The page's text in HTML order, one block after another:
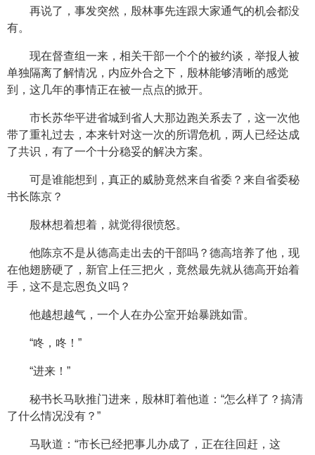
再说了，事发突然，殷林事先连跟大家通气的机会都没
有。
现在督查组一来，相关干部一个个的被约谈，举报人被
单独隔离了解情况，内应外合之下，殷林能够清晰的感觉
到，这几年的事情正在被一点点的掀开。
市长苏华平进省城到省人大那边跑关系去了，这一次他
带了重礼过去，本来针对这一次的所谓危机，两人已经达成
了共识，有了一个十分稳妥的解决方案。
可是谁能想到，真正的威胁竟然来自省委？来自省委秘
书长陈京？
殷林想着想着，就觉得很愤怒。
他陈京不是从德高走出去的干部吗？德高培养了他，现
在他翅膀硬了，新官上任三把火，竟然最先就从德高开始着
手，这不是忘恩负义吗？
他越想越气，一个人在办公室开始暴跳如雷。
“咚，咚！”
“进来！”
秘书长马耿推门进来，殷林盯着他道：“怎么样了？搞清
了什么情况没有？”
马耿道：“市长已经把事儿办成了，正在往回赶，这